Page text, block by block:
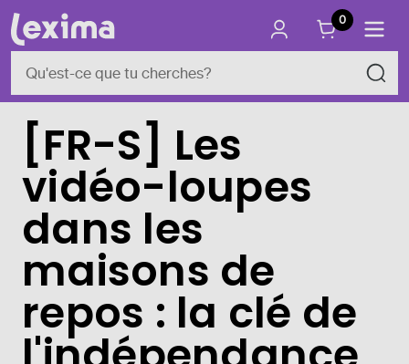
0
[FR-S] Les
vidéo-loupes
dans les
maisons de
repos : la clé de